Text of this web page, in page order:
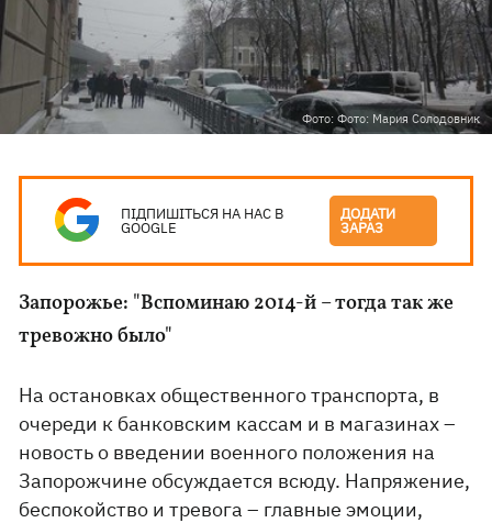
Фото: Фото: Мария Солодовник
ПІДПИШІТЬСЯ НА НАС В
GOOGLE
ДОДАТИ
ЗАРАЗ
Запорожье: "Вспоминаю 2014-й – тогда так же
тревожно было"
На остановках общественного транспорта, в
очереди к банковским кассам и в магазинах –
новость о введении военного положения на
Запорожчине обсуждается всюду. Напряжение,
беспокойство и тревога – главные эмоции,